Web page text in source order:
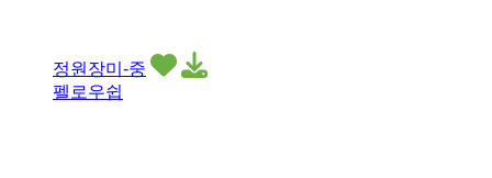
정원장미-중
펠로우쉽